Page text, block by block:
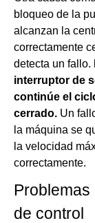
bloqueo de la
alcanzan la
correctamente
detecta un fallo.
interruptor de
continúe el
cerrado. Un
la máquina se
la velocidad
correctamente.
Problemas
de control